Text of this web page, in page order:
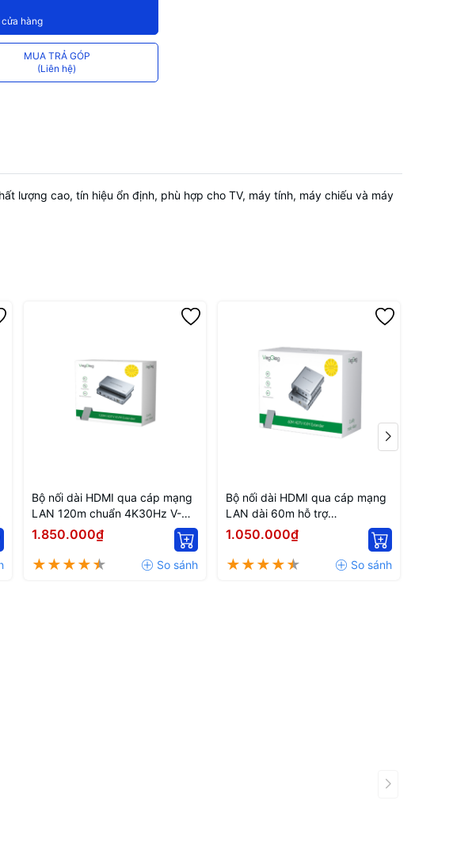
hàng
MUA TRẢ GÓP
(Liên hệ)
lượng cao, tín hiệu ổn định, phù hợp cho TV, máy tính, máy chiếu và máy
Bộ nối dài HDMI qua cáp mạng
LAN 120m chuẩn 4K30Hz V-
HD011 Veggieg
1.850.000₫
Bộ nối dài HDMI qua cáp mạng
LAN dài 60m hỗ trợ
1080P/60Hz Veggieg V-HD010
1.050.000₫